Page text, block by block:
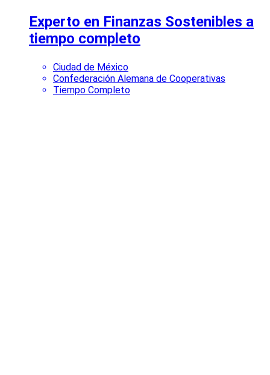
Experto en Finanzas Sostenibles a
tiempo completo
Ciudad de México
Confederación Alemana de Cooperativas
Tiempo Completo